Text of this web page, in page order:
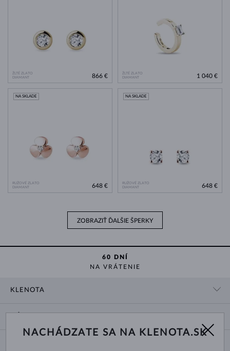
ŽLTÉ ZLATO
DIAMANT
866 €
ŽLTÉ ZLATO
DIAMANT
1 040 €
RUŽOVÉ ZLATO
DIAMANT
NA SKLADE
648 €
RUŽOVÉ ZLATO
DIAMANT
NA SKLADE
648 €
ZOBRAZIŤ ĎALŠIE ŠPERKY
60 DNÍ
NA VRÁTENIE
KLENOTA
O NÁS
DODANIE A PLATBA ZA TOVAR
NACHÁDZATE SA NA KLENOTA.SK